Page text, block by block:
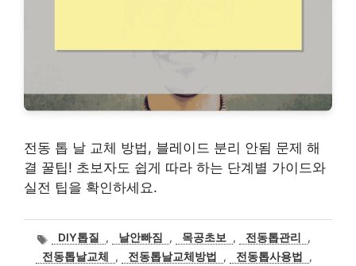
전동 톱 날 교체 방법, 블레이드 분리 안됨 문제 해
결 꿀팁! 초보자도 쉽게 따라 하는 단계별 가이드와
실전 팁을 확인하세요.
태
그
DIY톱질 , 날안빠짐 , 목공초보 , 전동톱관리
,
전동톱날교체
, 전동톱날교체방법 , 전동톱사용법
,